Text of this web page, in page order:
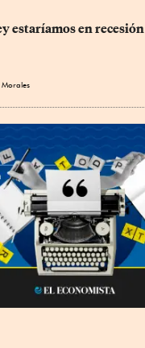
estaríamos en recesión